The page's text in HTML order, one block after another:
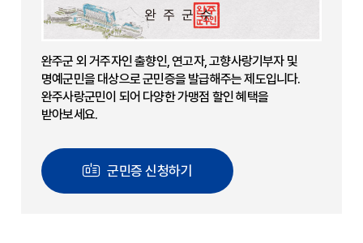
완주군 외 거주자인 출향인, 연고자, 고향사랑기부자 및
명예군민을 대상으로 군민증을 발급해주는 제도입니다.
완주사랑군민이 되어 다양한 가맹점 할인 혜택을
받아보세요.
군민증 신청하기